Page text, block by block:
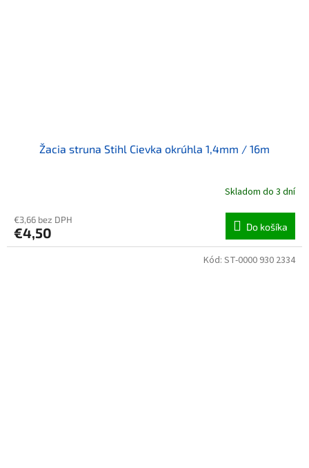
Žacia struna Stihl Cievka okrúhla 1,4mm / 16m
Skladom do 3 dní
€3,66 bez DPH
€4,50 Do košíka
Kód: ST-0000 930 2334